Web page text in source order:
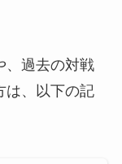
、過去の対戦
は、以下の記